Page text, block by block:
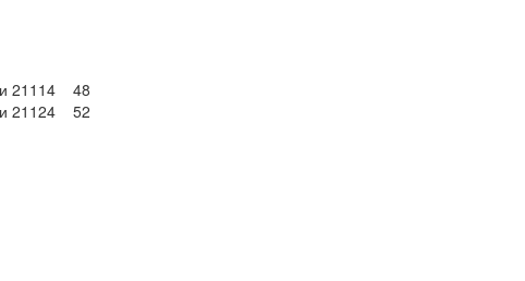
и 21114 48
и 21124 52